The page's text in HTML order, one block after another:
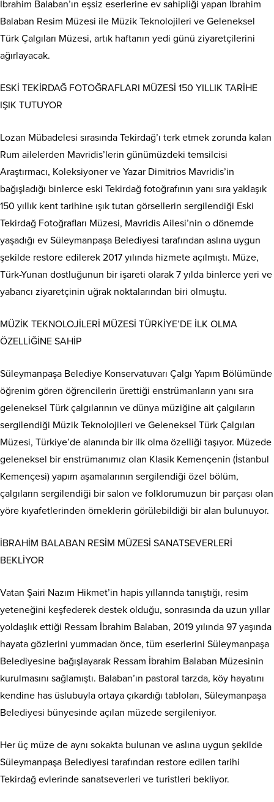
İbrahim Balaban’ın eşsiz eserlerine ev sahipliği yapan İbrahim
Balaban Resim Müzesi ile Müzik Teknolojileri ve Geleneksel
Türk Çalgıları Müzesi, artık haftanın yedi günü ziyaretçilerini
ağırlayacak.
ESKİ TEKİRDAĞ FOTOĞRAFLARI MÜZESİ 150 YILLIK TARİHE
IŞIK TUTUYOR
Lozan Mübadelesi sırasında Tekirdağ’ı terk etmek zorunda kalan
Rum ailelerden Mavridis’lerin günümüzdeki temsilcisi
Araştırmacı, Koleksiyoner ve Yazar Dimitrios Mavridis’in
bağışladığı binlerce eski Tekirdağ fotoğrafının yanı sıra yaklaşık
150 yıllık kent tarihine ışık tutan görsellerin sergilendiği Eski
Tekirdağ Fotoğrafları Müzesi, Mavridis Ailesi’nin o dönemde
yaşadığı ev Süleymanpaşa Belediyesi tarafından aslına uygun
şekilde restore edilerek 2017 yılında hizmete açılmıştı. Müze,
Türk-Yunan dostluğunun bir işareti olarak 7 yılda binlerce yeri ve
yabancı ziyaretçinin uğrak noktalarından biri olmuştu.
MÜZİK TEKNOLOJİLERİ MÜZESİ TÜRKİYE’DE İLK OLMA
ÖZELLİĞİNE SAHİP
Süleymanpaşa Belediye Konservatuvarı Çalgı Yapım Bölümünde
öğrenim gören öğrencilerin ürettiği enstrümanların yanı sıra
geleneksel Türk çalgılarının ve dünya müziğine ait çalgıların
sergilendiği Müzik Teknolojileri ve Geleneksel Türk Çalgıları
Müzesi, Türkiye’de alanında bir ilk olma özelliği taşıyor. Müzede
geleneksel bir enstrümanımız olan Klasik Kemençenin (İstanbul
Kemençesi) yapım aşamalarının sergilendiği özel bölüm,
çalgıların sergilendiği bir salon ve folklorumuzun bir parçası olan
yöre kıyafetlerinden örneklerin görülebildiği bir alan bulunuyor.
İBRAHİM BALABAN RESİM MÜZESİ SANATSEVERLERİ
BEKLİYOR
Vatan Şairi Nazım Hikmet’in hapis yıllarında tanıştığı, resim
yeteneğini keşfederek destek olduğu, sonrasında da uzun yıllar
yoldaşlık ettiği Ressam İbrahim Balaban, 2019 yılında 97 yaşında
hayata gözlerini yummadan önce, tüm eserlerini Süleymanpaşa
Belediyesine bağışlayarak Ressam İbrahim Balaban Müzesinin
kurulmasını sağlamıştı. Balaban’ın pastoral tarzda, köy hayatını
kendine has üslubuyla ortaya çıkardığı tabloları, Süleymanpaşa
Belediyesi bünyesinde açılan müzede sergileniyor.
Her üç müze de aynı sokakta bulunan ve aslına uygun şekilde
Süleymanpaşa Belediyesi tarafından restore edilen tarihi
Tekirdağ evlerinde sanatseverleri ve turistleri bekliyor.